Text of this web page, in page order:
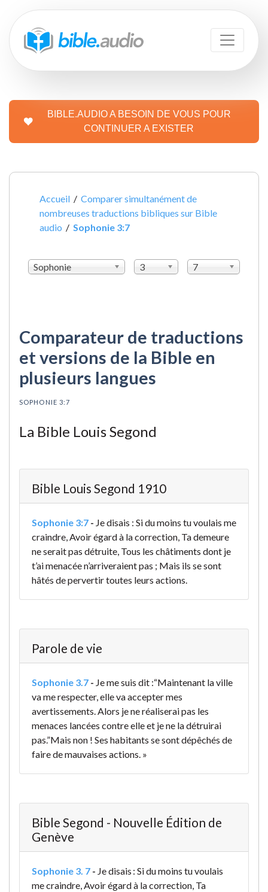
BIBLE.AUDIO A BESOIN DE VOUS POUR
CONTINUER A EXISTER
Accueil /Comparer simultanément de
nombreuses traductions bibliques sur Bible
audio / Sophonie 3:7
Sophonie 3 7
Comparateur de traductions
et versions de la Bible en
plusieurs langues
SOPHONIE 3:7
La Bible Louis Segond
Bible Louis Segond 1910
Sophonie 3:7 - Je disais : Si du moins tu voulais me
craindre, Avoir égard à la correction, Ta demeure
ne serait pas détruite, Tous les châtiments dont je
t’ai menacée n’arriveraient pas ; Mais ils se sont
hâtés de pervertir toutes leurs actions.
Parole de vie
Sophonie 3.7 - Je me suis dit :“Maintenant la ville
va me respecter,elle va accepter mes
avertissements.Alors je ne réaliserai pas les
menaces lancées contre elleet je ne la détruirai
pas.”Mais non ! Ses habitants se sont dépêchés de
faire de mauvaises actions. »
Bible Segond - Nouvelle Édition de
Genève
Sophonie 3. 7 - Je disais : Si du moins tu voulais
me craindre, Avoir égard à la correction, Ta